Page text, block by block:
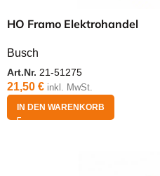
HO Framo Elektrohandel
Busch
Art.Nr. 21-51275
21,50 € inkl. MwSt.
IN DEN WARENKORB